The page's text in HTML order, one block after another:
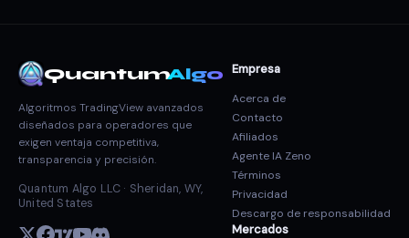
QuantumAlgo
Algoritmos TradingView avanzados
diseñados para operadores que
exigen ventaja competitiva,
transparencia y precisión.
Quantum Algo LLC · Sheridan, WY,
United States
Empresa
Acerca de
Contacto
Afiliados
Agente IA Zeno
Términos
Privacidad
Descargo de responsabilidad
Mercados